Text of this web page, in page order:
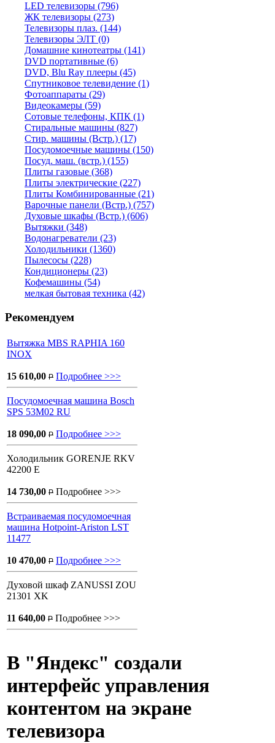
LED телевизоры (796)
ЖК телевизоры (273)
Телевизоры плаз. (144)
Телевизоры ЭЛТ (0)
Домашние кинотеатры (141)
DVD портативные (6)
DVD, Blu Ray плееры (45)
Спутниковое телевидение (1)
Фотоаппараты (29)
Видеокамеры (59)
Сотовые телефоны, КПК (1)
Стиральные машины (827)
Стир. машины (Встр.) (17)
Посудомоечные машины (150)
Посуд. маш. (встр.) (155)
Плиты газовые (368)
Плиты электрические (227)
Плиты Комбинированные (21)
Варочные панели (Встр.) (757)
Духовые шкафы (Встр.) (606)
Вытяжки (348)
Водонагреватели (23)
Холодильники (1360)
Пылесосы (228)
Кондиционеры (23)
Кофемашины (54)
мелкая бытовая техника (42)
Рекомендуем
Вытяжка MBS RAPHIA 160
INOX
15 610,00 P Подробнее >>>
Посудомоечная машина Bosch
SPS 53M02 RU
18 090,00 P Подробнее >>>
Холодильник GORENJE RKV
42200 E
14 730,00 P Подробнее >>>
Встраиваемая посудомоечная
машина Hotpoint-Ariston LST
11477
10 470,00 P Подробнее >>>
Духовой шкаф ZANUSSI ZOU
21301 XK
11 640,00 P Подробнее >>>
В "Яндекс" создали
интерфейс управления
контентом на экране
телевизора